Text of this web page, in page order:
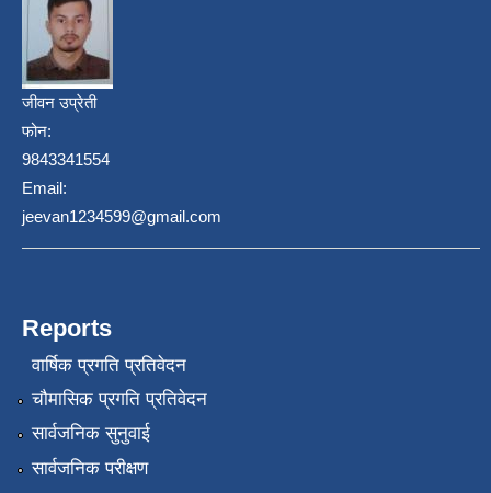
जीवन उप्रेती
फोन:
9843341554
Email:
jeevan1234599@gmail.com
Reports
वार्षिक प्रगति प्रतिवेदन
चौमासिक प्रगति प्रतिवेदन
सार्वजनिक सुनुवाई
सार्वजनिक परीक्षण